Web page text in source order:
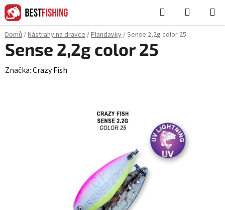
Přejít
na
obsah
Hledat
KOŠÍK
Domů/Nástrahy na dravce/Plandavky/Sense 2,2g color 25
Sense 2,2g color 25
Značka:Crazy Fish